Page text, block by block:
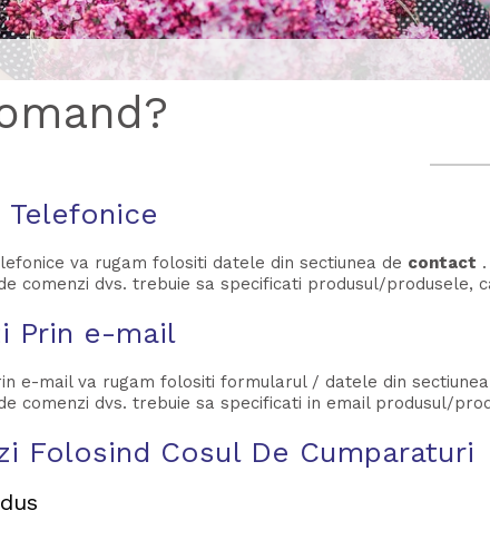
Telefonice
va rugam folositi datele din sectiunea de contact .
comenzi dvs. trebuie sa specificati produsul/produsele,
Prin e-mail
e-mail va rugam folositi formularul / datele din
comenzi dvs. trebuie sa specificati in email produsul/
Folosind Cosul De Cumparaturi